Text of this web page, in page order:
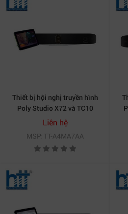
Thiết bị hội nghị truyền hình
Poly Studio X72 và TC10
(A4MA7AA)
Liên hệ
MSP: TT-A4MA7AA